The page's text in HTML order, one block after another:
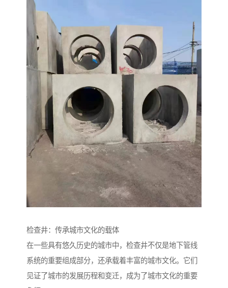
检查井：传承城市文化的载体
在一些具有悠久历史的城市中，检查井不仅是地下管线
系统的重要组成部分，还承载着丰富的城市文化。它们
见证了城市的发展历程和变迁，成为了城市文化的重要